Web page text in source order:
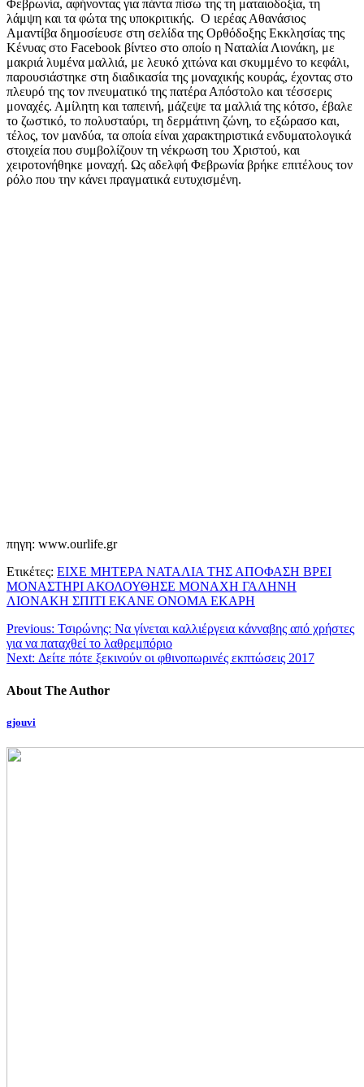
Φεβρωνία, αφήνοντας για πάντα πίσω της τη ματαιοδοξία, τη
λάμψη και τα φώτα της υποκριτικής. Ο ιερέας Αθανάσιος
Αμαντίβα δημοσίευσε στη σελίδα της Ορθόδοξης Εκκλησίας της
Κένυας στο Facebook βίντεο στο οποίο η Ναταλία Λιονάκη, με
μακριά λυμένα μαλλιά, με λευκό χιτώνα και σκυμμένο το κεφάλι,
παρουσιάστηκε στη διαδικασία της μοναχικής κουράς, έχοντας στο
πλευρό της τον πνευματικό της πατέρα Απόστολο και τέσσερις
μοναχές. Αμίλητη και ταπεινή, μάζεψε τα μαλλιά της κότσο, έβαλε
το ζωστικό, το πολυσταύρι, τη δερμάτινη ζώνη, το εξώρασο και,
τέλος, τον μανδύα, τα οποία είναι χαρακτηριστικά ενδυματολογικά
στοιχεία που συμβολίζουν τη νέκρωση του Χριστού, και
χειροτονήθηκε μοναχή. Ως αδελφή Φεβρωνία βρήκε επιτέλους τον
ρόλο που την κάνει πραγματικά ευτυχισμένη.
πηγη: www.ourlife.gr
Ετικέτες: ΕΙΧΕ ΜΗΤΕΡΑ ΝΑΤΑΛΙΑ ΤΗΣ ΑΠΟΦΑΣΗ ΒΡΕΙ
ΜΟΝΑΣΤΗΡΙ ΑΚΟΛΟΥΘΗΣΕ ΜΟΝΑΧΗ ΓΑΛΗΝΗ
ΛΙΟΝΑΚΗ ΣΠΙΤΙ ΕΚΑΝΕ ΟΝΟΜΑ ΕΚΑΡΗ
Previous: Τσιρώνης: Να γίνεται καλλιέργεια κάνναβης από χρήστες
για να παταχθεί το λαθρεμπόριο
Next: Δείτε πότε ξεκινούν οι φθινοπωρινές εκπτώσεις 2017
About The Author
gjouvi